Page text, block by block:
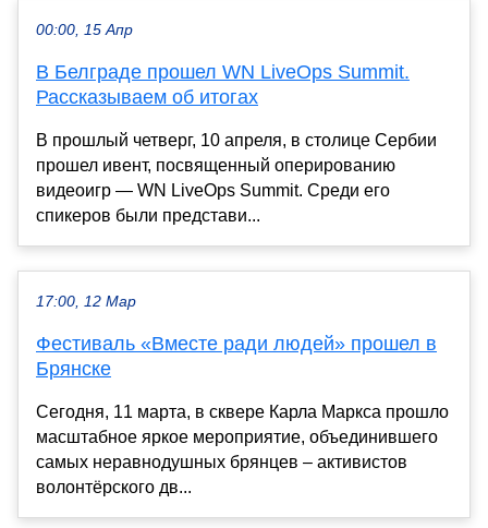
00:00, 15 Апр
В Белграде прошел WN LiveOps Summit.
Рассказываем об итогах
В прошлый четверг, 10 апреля, в столице Сербии
прошел ивент, посвященный оперированию
видеоигр — WN LiveOps Summit. Среди его
спикеров были представи...
17:00, 12 Мар
Фестиваль «Вместе ради людей» прошел в
Брянске
Сегодня, 11 марта, в сквере Карла Маркса прошло
масштабное яркое мероприятие, объединившего
самых неравнодушных брянцев – активистов
волонтёрского дв...